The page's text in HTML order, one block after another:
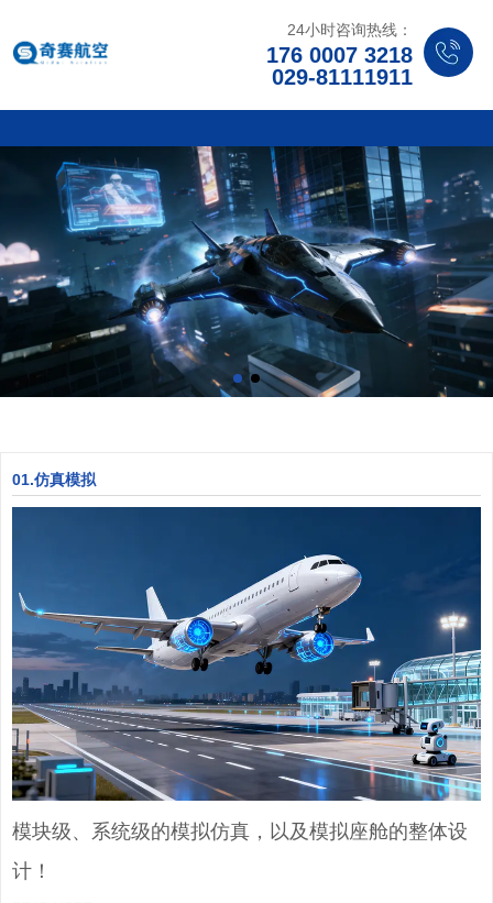
24小时咨询热线：
176 0007 3218
029-81111911
01.仿真模拟
模块级、系统级的模拟仿真，以及模拟座舱的整体设
计！